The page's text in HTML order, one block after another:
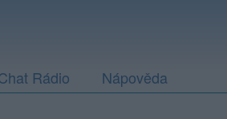
Rádio Nápověda